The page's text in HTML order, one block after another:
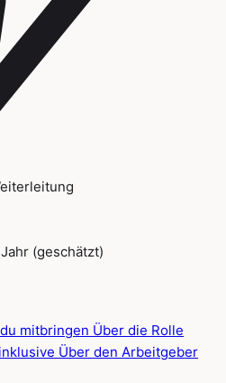
(geschätzt)
mitbringen Über die Rolle
Über den Arbeitgeber